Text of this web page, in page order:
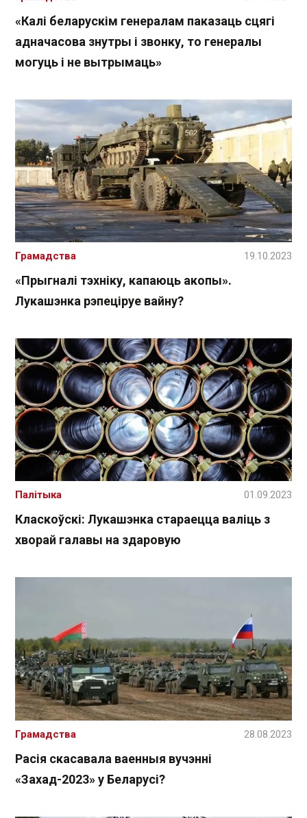
«Калі беларускім генералам паказаць сцягі
адначасова знутры і звонку, то генералы
могуць і не вытрымаць»
«Прыгналі тэхніку, капаюць акопы».
Лукашэнка рэпеціруе вайну?
Грамадства 19.10.2023
Класкоўскі: Лукашэнка стараецца валіць з
хворай галавы на здаровую
Палітыка 01.09.2023
Расія скасавала ваенныя вучэнні
«Захад-2023» у Беларусі?
Грамадства 28.08.2023